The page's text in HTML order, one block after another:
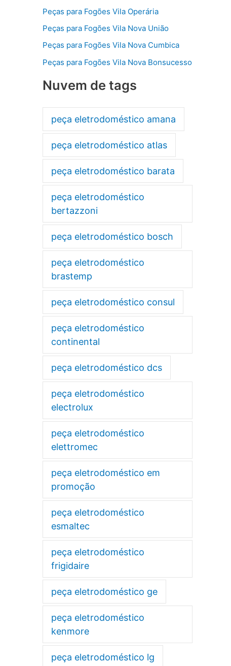
Peças para Fogões Vila Operária
Peças para Fogões Vila Nova União
Peças para Fogões Vila Nova Cumbica
Peças para Fogões Vila Nova Bonsucesso
Nuvem de tags
peça eletrodoméstico amana
peça eletrodoméstico atlas
peça eletrodoméstico barata
peça eletrodoméstico
bertazzoni
peça eletrodoméstico bosch
peça eletrodoméstico
brastemp
peça eletrodoméstico consul
peça eletrodoméstico
continental
peça eletrodoméstico dcs
peça eletrodoméstico
electrolux
peça eletrodoméstico
elettromec
peça eletrodoméstico em
promoção
peça eletrodoméstico
esmaltec
peça eletrodoméstico
frigidaire
peça eletrodoméstico ge
peça eletrodoméstico
kenmore
peça eletrodoméstico lg